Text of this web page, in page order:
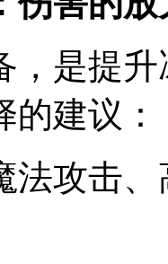
，是提
建议：
法攻击